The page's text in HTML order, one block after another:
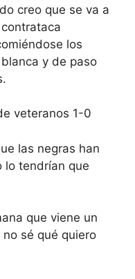
creo que se va a
los
y de paso
veteranos 1-0
las negras han
lo tendrían que
que viene un
sé qué quiero